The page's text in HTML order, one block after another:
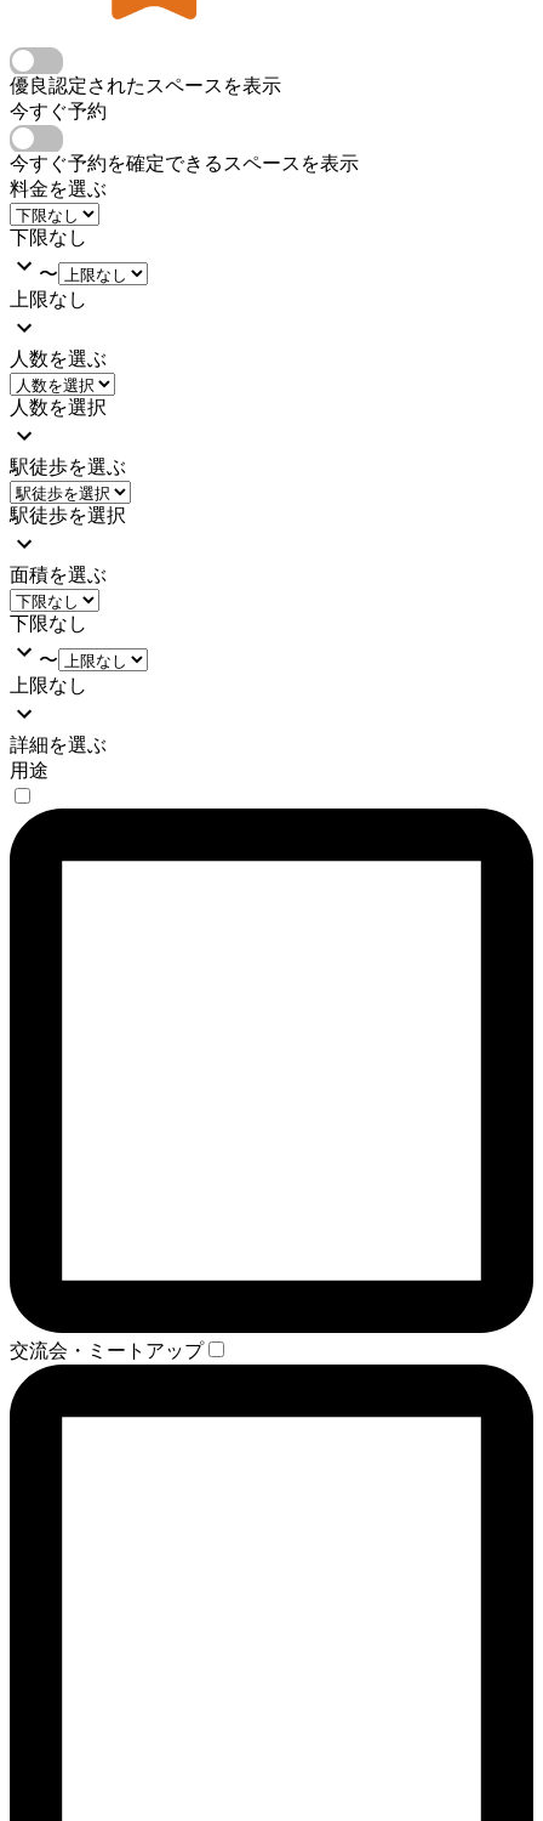
優良認定されたスペースを表示
今すぐ予約
今すぐ予約を確定できるスペースを表示
料金を選ぶ
下限なし
〜
上限なし
人数を選ぶ
人数を選択
駅徒歩を選ぶ
駅徒歩を選択
面積を選ぶ
下限なし
〜
上限なし
詳細を選ぶ
用途
交流会・ミートアップ